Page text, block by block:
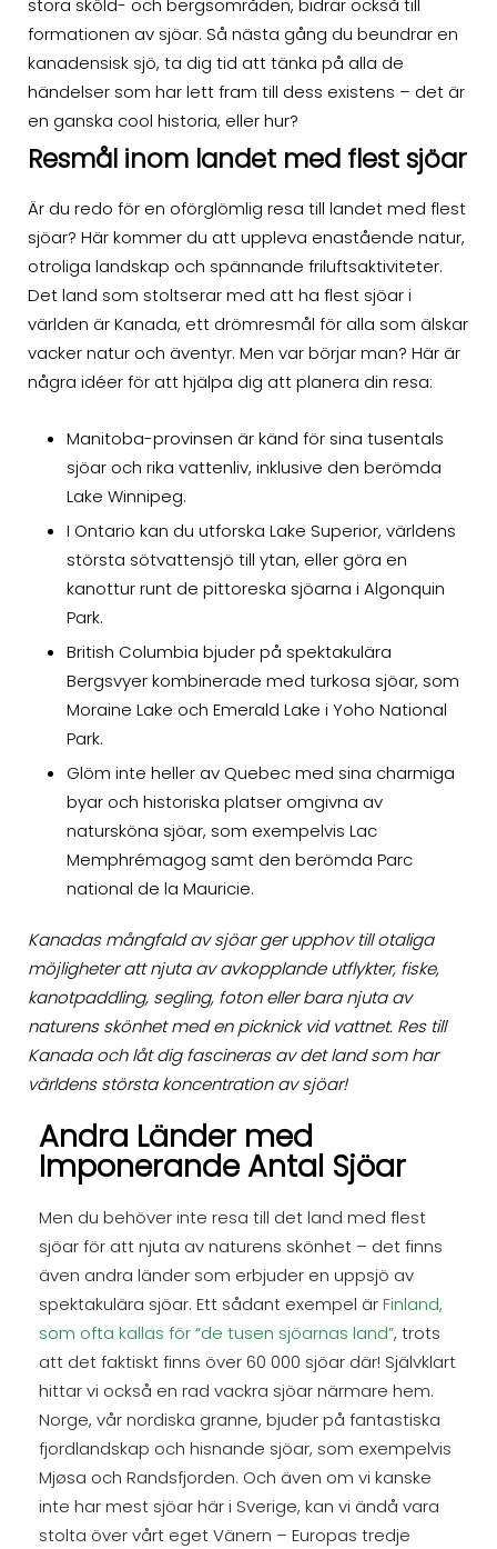
stora sköld- och bergsområden, bidrar också till
formationen av sjöar. Så nästa gång du beundrar en
kanadensisk sjö, ta dig tid att tänka på alla de
händelser som har lett fram till dess existens – det är
en ganska cool historia, eller hur?
Resmål inom landet med flest sjöar
Är du redo för en oförglömlig resa till landet med flest
sjöar? Här kommer du att uppleva enastående natur,
otroliga landskap och spännande friluftsaktiviteter.
Det land som stoltserar med att ha flest sjöar i
världen är Kanada, ett drömresmål för alla som älskar
vacker natur och äventyr. Men var börjar man? Här är
några idéer för att hjälpa dig att planera din resa:
Manitoba-provinsen är känd för sina tusentals
sjöar och rika vattenliv, inklusive den berömda
Lake Winnipeg.
I Ontario kan du utforska Lake Superior, världens
största sötvattensjö till ytan, eller göra en
kanottur runt de pittoreska sjöarna i Algonquin
Park.
British Columbia bjuder på spektakulära
Bergsvyer kombinerade med turkosa sjöar, som
Moraine Lake och Emerald Lake i Yoho National
Park.
Glöm inte heller av Quebec med sina charmiga
byar och historiska platser omgivna av
natursköna sjöar, som exempelvis Lac
Memphrémagog samt den berömda Parc
national de la Mauricie.
Kanadas mångfald av sjöar ger upphov till otaliga
möjligheter att njuta av avkopplande utflykter, fiske,
kanotpaddling, segling, foton eller bara njuta av
naturens skönhet med en picknick vid vattnet. Res till
Kanada och låt dig fascineras av det land som har
världens största koncentration av sjöar!
Andra Länder med
Imponerande Antal Sjöar
Men du behöver inte resa till det land med flest
sjöar för att njuta av naturens skönhet – det finns
även andra länder som erbjuder en uppsjö av
spektakulära sjöar. Ett sådant exempel ärFinland,
som ofta kallas för “de tusen sjöarnas land”, trots
att det faktiskt finns över 60 000 sjöar där! Självklart
hittar vi också en rad vackra sjöar närmare hem.
Norge, vår nordiska granne, bjuder på fantastiska
fjordlandskap och hisnande sjöar, som exempelvis
Mjøsa och Randsfjorden. Och även om vi kanske
inte har mest sjöar här i Sverige, kan vi ändå vara
stolta över vårt eget Vänern – Europas tredje